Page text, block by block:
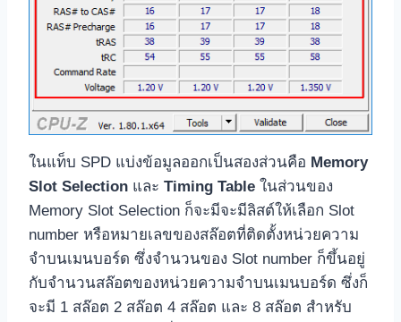
ในแท็บ SPD แบ่งข้อมูลออกเป็นสองส่วนคือ Memory
Slot Selection และ Timing Table ในส่วนของ
Memory Slot Selection ก็จะมีจะมีลิสต์ให้เลือก Slot
number หรือหมายเลขของสล๊อตที่ติดตั้งหน่วยความ
จำบนเมนบอร์ด ซึ่งจำนวนของ Slot number ก็ขึ้นอยู่
กับจำนวนสล๊อตของหน่วยความจำบนเมนบอร์ด ซึ่งก็
จะมี 1 สล๊อต 2 สล๊อต 4 สล๊อต และ 8 สล๊อต สำหรับ